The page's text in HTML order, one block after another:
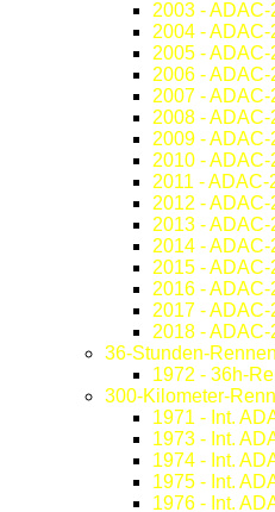
2003 -
2004 -
2005 -
2006 -
2007 -
2008 -
2009 -
2010 -
2011 -
2012 -
2013 -
2014 -
2015 -
2016 -
2017 -
2018 -
36-Stunden-Rennen
1972 - 36h-
300-Kilometer-
1971 - Int.
1973 - Int.
1974 - Int.
1975 - Int.
1976 - Int.